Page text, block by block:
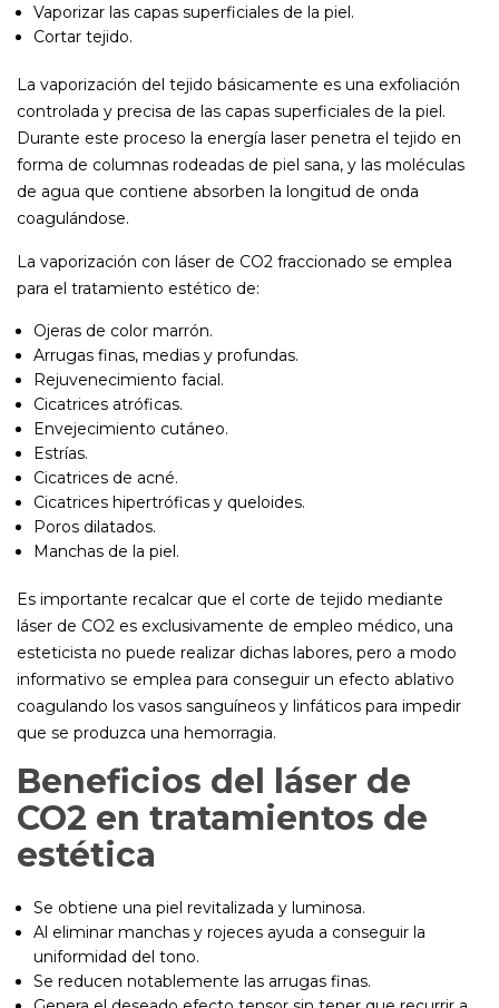
Vaporizar las capas superficiales de la piel.
Cortar tejido.
La vaporización del tejido básicamente es una exfoliación
controlada y precisa de las capas superficiales de la piel.
Durante este proceso la energía laser penetra el tejido en
forma de columnas rodeadas de piel sana, y las moléculas
de agua que contiene absorben la longitud de onda
coagulándose.
La vaporización con láser de CO2 fraccionado se emplea
para el tratamiento estético de:
Ojeras de color marrón.
Arrugas finas, medias y profundas.
Rejuvenecimiento facial.
Cicatrices atróficas.
Envejecimiento cutáneo.
Estrías.
Cicatrices de acné.
Cicatrices hipertróficas y queloides.
Poros dilatados.
Manchas de la piel.
Es importante recalcar que el corte de tejido mediante
láser de CO2 es exclusivamente de empleo médico, una
esteticista no puede realizar dichas labores, pero a modo
informativo se emplea para conseguir un efecto ablativo
coagulando los vasos sanguíneos y linfáticos para impedir
que se produzca una hemorragia.
Beneficios del láser de
CO2 en tratamientos de
estética
Se obtiene una piel revitalizada y luminosa.
Al eliminar manchas y rojeces ayuda a conseguir la
uniformidad del tono.
Se reducen notablemente las arrugas finas.